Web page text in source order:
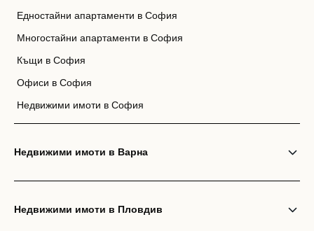
Едностайни апартаменти в София
Многостайни апартаменти в София
Къщи в София
Офиси в София
Недвижими имоти в София
Недвижими имоти в Варна
Недвижими имоти в Пловдив